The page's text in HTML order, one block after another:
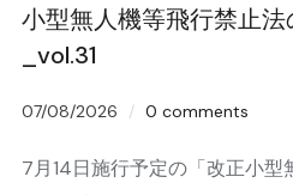
小型無人機等飛行禁止
_vol.31
07/08/2026 0 comments
7月14日施行予定の「改正小型